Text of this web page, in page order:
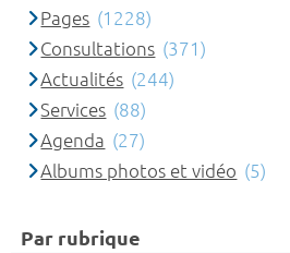
Pages (1228)
Consultations (371)
Actualités (244)
Services (88)
Agenda (27)
Albums photos et vidéo (5)
Par rubrique